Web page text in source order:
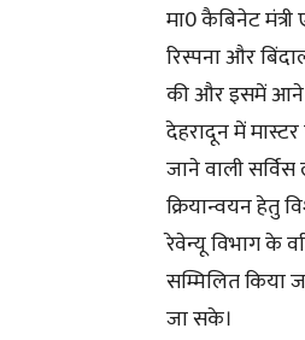
मा0 कैबिनेट
रिस्पना और
की और इसमें आने
देहरादून में
जाने वाली
क्रियान्वयन हेतु
रेवेन्यू विभाग के
सम्मिलित किया
जा सके।